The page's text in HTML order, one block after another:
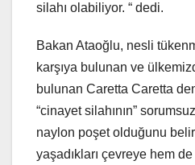
silahı olabiliyor. “ dedi.
Bakan Ataoğlu, nesli
karşıya bulunan ve
bulunan Caretta Caretta
“cinayet silahının”
naylon poşet olduğunu
yaşadıkları çevreye hem de